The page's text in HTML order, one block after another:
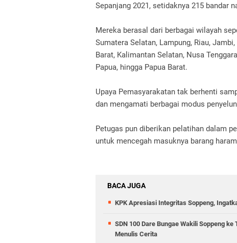
Sepanjang 2021, setidaknya 215 bandar
Mereka berasal dari berbagai wilayah
Sumatera Selatan, Lampung, Riau,
Barat, Kalimantan Selatan, Nusa
Papua, hingga Papua Barat.
Upaya Pemasyarakatan tak berhenti
dan mengamati berbagai modus
Petugas pun diberikan pelatihan dalam
untuk mencegah masuknya barang
BACA JUGA
KPK Apresiasi Integritas Soppeng,
SDN 100 Dare Bungae Wakili Soppeng
Menulis Cerita